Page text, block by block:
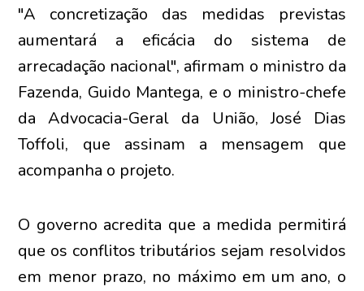
"A concretização das medidas previstas
aumentará a eficácia do sistema de
arrecadação nacional", afirmam o ministro da
Fazenda, Guido Mantega, e o ministro-chefe
da Advocacia-Geral da União, José Dias
Toffoli, que assinam a mensagem que
acompanha o projeto.
O governo acredita que a medida permitirá
que os conflitos tributários sejam resolvidos
em menor prazo, no máximo em um ano, o